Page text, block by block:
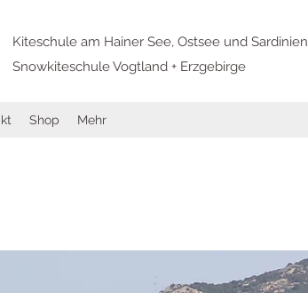
Kiteschule am Hainer See, Ostsee und Sardinien
Snowkiteschule Vogtland + Erzgebirge
Shop Mehr